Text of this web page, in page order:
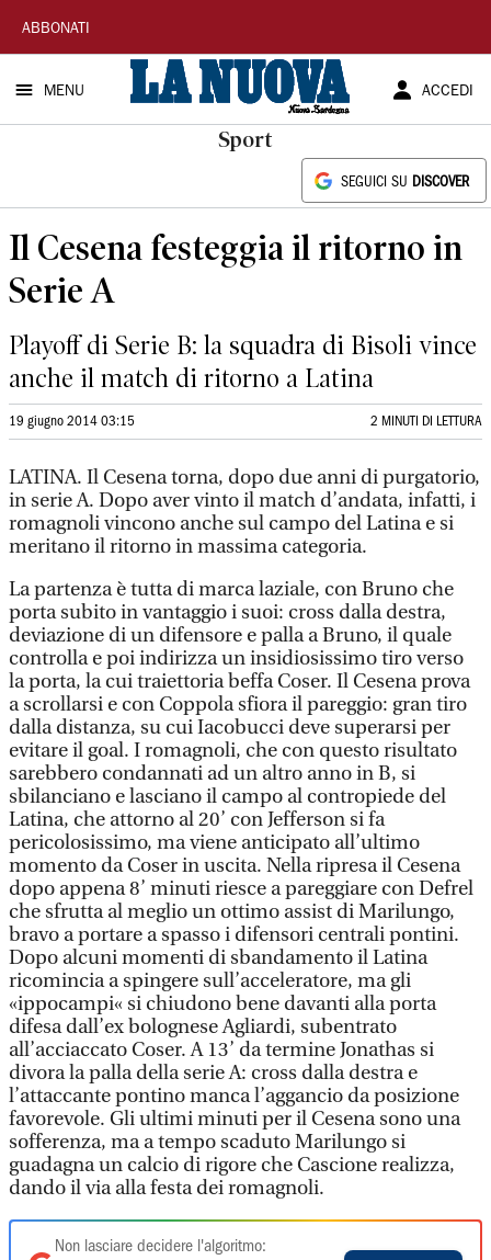
La
Nuova
Sardegna
ABBONATI
MENU ACCEDI
Sport
SEGUICI SU DISCOVER
Il Cesena festeggia il ritorno in
Serie A
Playoff di Serie B: la squadra di Bisoli vince
anche il match di ritorno a Latina
19 giugno 2014 03:15 2 MINUTI DI LETTURA
LATINA. Il Cesena torna, dopo due anni di purgatorio,
in serie A. Dopo aver vinto il match d’andata, infatti, i
romagnoli vincono anche sul campo del Latina e si
meritano il ritorno in massima categoria.
La partenza è tutta di marca laziale, con Bruno che
porta subito in vantaggio i suoi: cross dalla destra,
deviazione di un difensore e palla a Bruno, il quale
controlla e poi indirizza un insidiosissimo tiro verso
la porta, la cui traiettoria beffa Coser. Il Cesena prova
a scrollarsi e con Coppola sfiora il pareggio: gran tiro
dalla distanza, su cui Iacobucci deve superarsi per
evitare il goal. I romagnoli, che con questo risultato
sarebbero condannati ad un altro anno in B, si
sbilanciano e lasciano il campo al contropiede del
Latina, che attorno al 20’ con Jefferson si fa
pericolosissimo, ma viene anticipato all’ultimo
momento da Coser in uscita. Nella ripresa il Cesena
dopo appena 8’ minuti riesce a pareggiare con Defrel
che sfrutta al meglio un ottimo assist di Marilungo,
bravo a portare a spasso i difensori centrali pontini.
Dopo alcuni momenti di sbandamento il Latina
ricomincia a spingere sull’acceleratore, ma gli
«ippocampi« si chiudono bene davanti alla porta
difesa dall’ex bolognese Agliardi, subentrato
all’acciaccato Coser. A 13’ da termine Jonathas si
divora la palla della serie A: cross dalla destra e
l’attaccante pontino manca l’aggancio da posizione
favorevole. Gli ultimi minuti per il Cesena sono una
sofferenza, ma a tempo scaduto Marilungo si
guadagna un calcio di rigore che Cascione realizza,
dando il via alla festa dei romagnoli.
Non lasciare decidere l'algoritmo: